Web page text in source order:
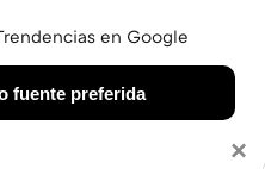
GASTRO SNEAKERS
×
en Google
fuente preferida